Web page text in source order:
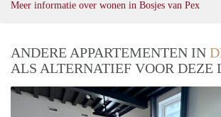
Meer informatie over wonen in Bosjes van Pex
ANDERE APPARTEMENTEN IN
ALS ALTERNATIEF VOOR DEZE